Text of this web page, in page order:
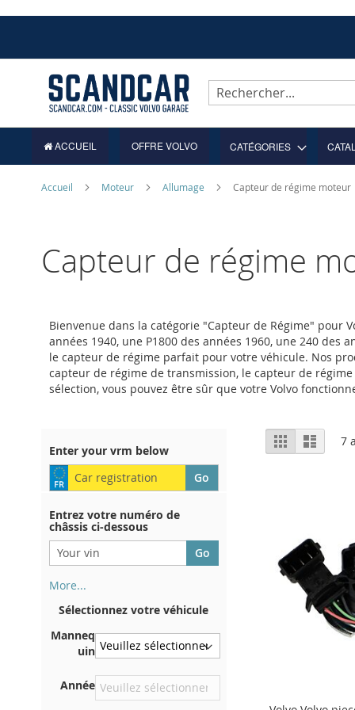
contenu
Rechercher
ACCUEIL OFFRE VOLVO CATÉGORIES
Accueil Moteur Allumage Capteur de régime moteur
Capteur de régime
Bienvenue dans la catégorie "Capteur de Régime" pour
années 1940, une P1800 des années 1960, une 240 des
le capteur de régime parfait pour votre véhicule. Nos
capteur de régime de transmission, le capteur de
sélection, vous pouvez être sûr que votre Volvo
Afficher
en
GrilleListe 7
Enter your vrm below
Entrez votre numéro de
châssis ci-dessous
More...
au dos de votre certificat
d'immatriculation. Et aussi
dans la voiture
Sur la plaque inférieure du
siège avant droit
Sélectionnez votre véhicule
Manneq
uin
Année